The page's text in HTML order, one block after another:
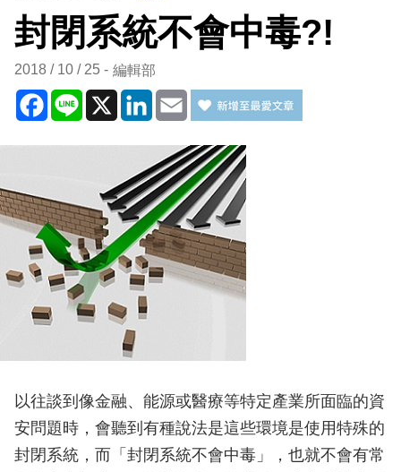
封閉系統不會中毒?!
2018 / 10 / 25 編輯部
Facebook
Line X LinkedIn
Email
以往談到像金融、能源或醫療等特定產業所面臨的資
安問題時，會聽到有種說法是這些環境是使用特殊的
封閉系統，而「封閉系統不會中毒」，也就不會有常